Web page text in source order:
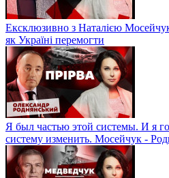
Ексклюзивно з Наталією
як Україні перемогти
Я был частью этой системы. И я
систему изменить. Мосейчук -